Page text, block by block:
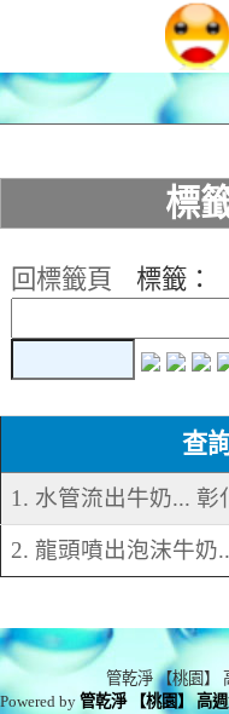
標
回標籤頁
標籤：
查
1. 水管流出牛奶... 彰
2. 龍頭噴出泡沫牛奶
管乾淨 【桃園】
Powered by管乾淨 【桃園】 高